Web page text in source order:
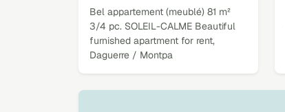
Bel appartement (meublé) 81 m²
3/4 pc. SOLEIL-CALME Beautiful
furnished apartment for rent,
Daguerre / Montpa